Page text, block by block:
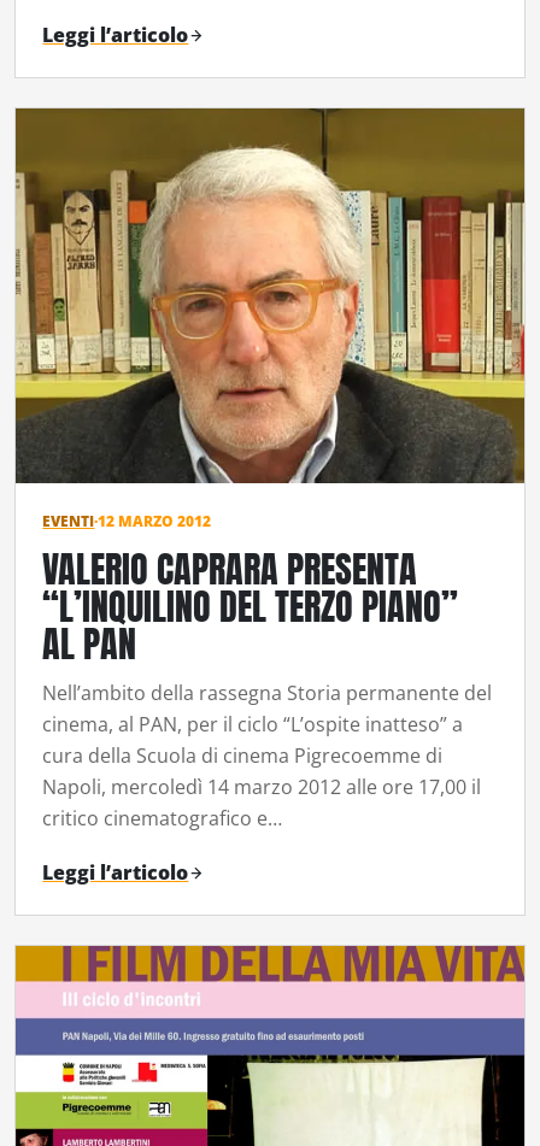
Leggi l’articolo
EVENTI·12 MARZO 2012
VALERIO CAPRARA PRESENTA
“L’INQUILINO DEL TERZO PIANO”
AL PAN
Nell’ambito della rassegna Storia permanente del
cinema, al PAN, per il ciclo “L’ospite inatteso” a
cura della Scuola di cinema Pigrecoemme di
Napoli, mercoledì 14 marzo 2012 alle ore 17,00 il
critico cinematografico e…
Leggi l’articolo